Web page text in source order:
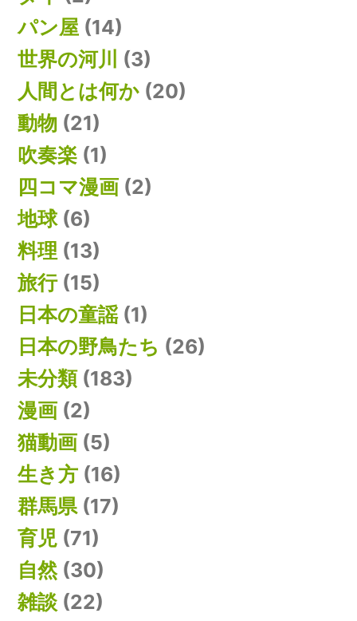
パン屋 (14)
世界の河川 (3)
人間とは何か (20)
動物 (21)
吹奏楽 (1)
四コマ漫画 (2)
地球(6)
料理 (13)
旅行(15)
日本の童謡(1)
日本の野鳥たち (26)
未分類(183)
漫画 (2)
猫動画 (5)
生き方 (16)
群馬県(17)
育児 (71)
自然(30)
雑談 (22)